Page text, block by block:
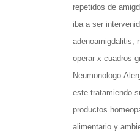
repetidos de
iba a ser
adenoamigdalitis,
operar x cuadros
Neumonologo-
este tratamiendo
productos
alimentario y